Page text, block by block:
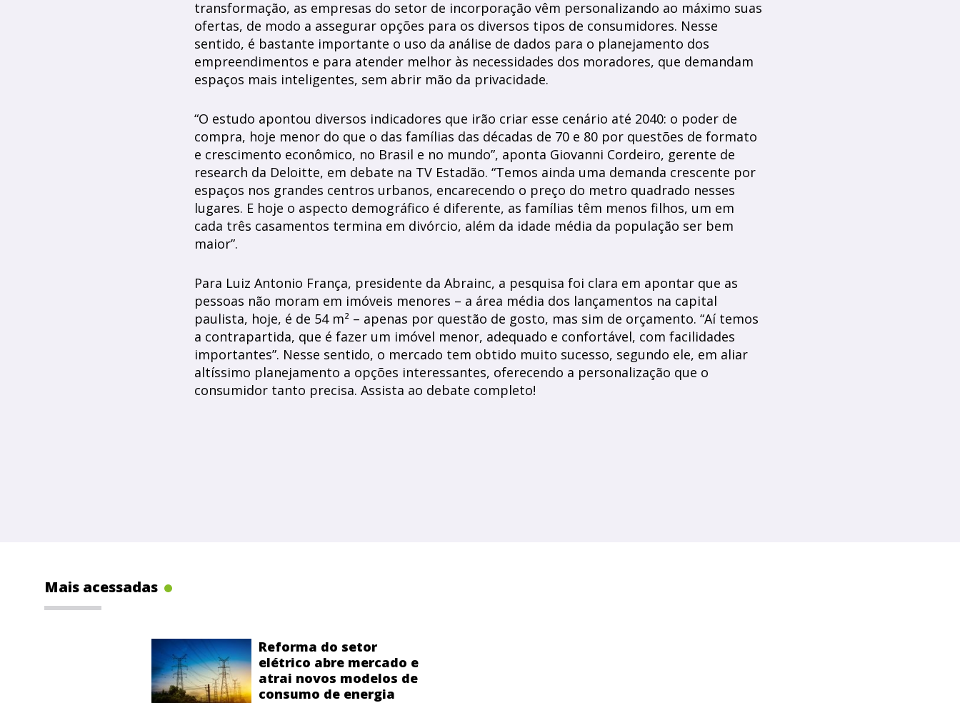
transformação, as empresas do setor de incorporação vêm personalizando ao máximo suas
ofertas, de modo a assegurar opções para os diversos tipos de consumidores. Nesse
sentido, é bastante importante o uso da análise de dados para o planejamento dos
empreendimentos e para atender melhor às necessidades dos moradores, que demandam
espaços mais inteligentes, sem abrir mão da privacidade.
“O estudo apontou diversos indicadores que irão criar esse cenário até 2040: o poder de
compra, hoje menor do que o das famílias das décadas de 70 e 80 por questões de formato
e crescimento econômico, no Brasil e no mundo”, aponta Giovanni Cordeiro, gerente de
research da Deloitte, em debate na TV Estadão. “Temos ainda uma demanda crescente por
espaços nos grandes centros urbanos, encarecendo o preço do metro quadrado nesses
lugares. E hoje o aspecto demográfico é diferente, as famílias têm menos filhos, um em
cada três casamentos termina em divórcio, além da idade média da população ser bem
maior”.
Para Luiz Antonio França, presidente da Abrainc, a pesquisa foi clara em apontar que as
pessoas não moram em imóveis menores – a área média dos lançamentos na capital
paulista, hoje, é de 54 m² – apenas por questão de gosto, mas sim de orçamento. “Aí temos
a contrapartida, que é fazer um imóvel menor, adequado e confortável, com facilidades
importantes”. Nesse sentido, o mercado tem obtido muito sucesso, segundo ele, em aliar
altíssimo planejamento a opções interessantes, oferecendo a personalização que o
consumidor tanto precisa. Assista ao debate completo!
Mais acessadas
Reforma do setor
elétrico abre mercado e
atrai novos modelos de
consumo de energia